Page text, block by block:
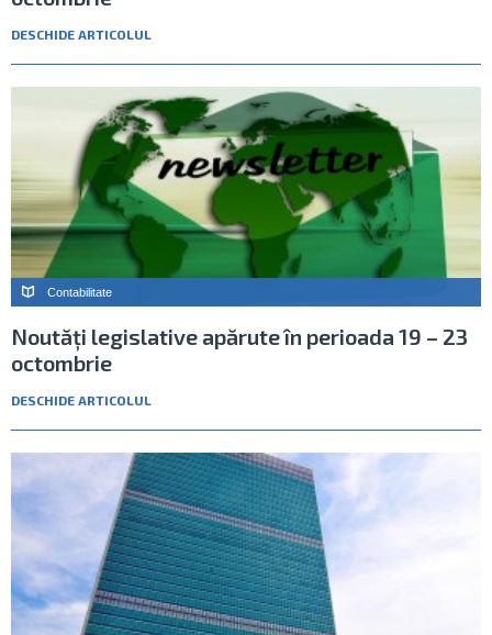
DESCHIDE ARTICOLUL
Contabilitate
Noutăți legislative apărute în perioada 19 – 23
octombrie
DESCHIDE ARTICOLUL